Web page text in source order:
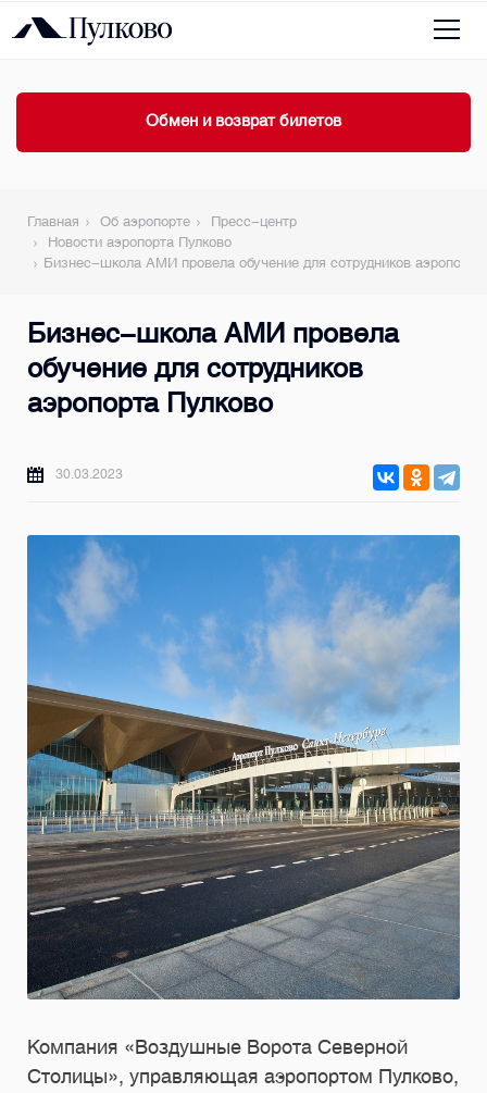
Обмен и возврат билетов
Главная Об аэропорте
Пресс-центр
Новости аэропорта Пулково
Бизнес-школа АМИ провела обучение для сотрудников аэропорта
Бизнес-школа АМИ провела
обучение для сотрудников
аэропорта Пулково
30.03.2023
Компания «Воздушные Ворота Северной
Столицы», управляющая аэропортом Пулково,